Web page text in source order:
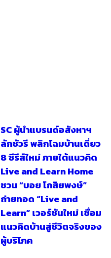
SC ผู้นำแบรนด์อสังหาฯ
ลักชัวรี พลิกโฉมบ้านเดี่ยว
8 ซีรีส์ใหม่ ภายใต้แนวคิด
Live and Learn Home
ชวน “บอย โกสิยพงษ์”
ถ่ายทอด “Live and
Learn” เวอร์ชันใหม่ เชื่อม
แนวคิดบ้านสู่ชีวิตจริงของ
ผู้บริโภค